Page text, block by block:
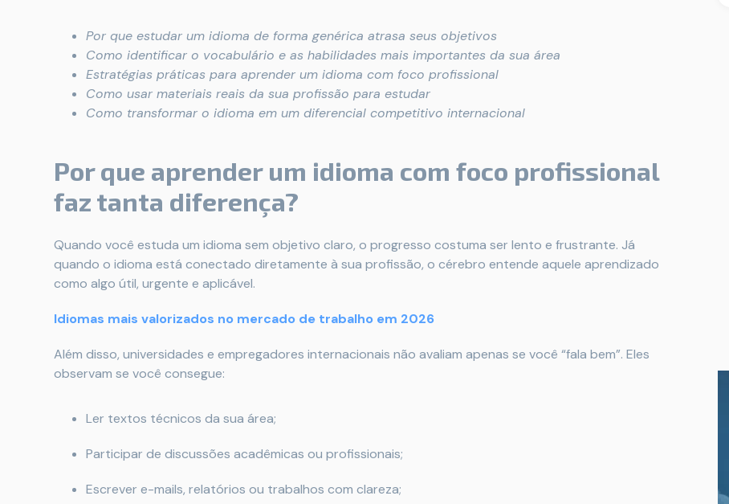
Por que estudar um idioma de forma genérica atrasa seus objetivos
Como identificar o vocabulário e as habilidades mais importantes da sua área
Estratégias práticas para aprender um idioma com foco profissional
Como usar materiais reais da sua profissão para estudar
Como transformar o idioma em um diferencial competitivo internacional
Por que aprender um idioma com foco profissional
faz tanta diferença?
Quando você estuda um idioma sem objetivo claro, o progresso costuma ser lento e frustrante. Já
quando o idioma está conectado diretamente à sua profissão, o cérebro entende aquele aprendizado
como algo útil, urgente e aplicável.
Idiomas mais valorizados no mercado de trabalho em 2026
Além disso, universidades e empregadores internacionais não avaliam apenas se você “fala bem”. Eles
observam se você consegue:
Ler textos técnicos da sua área;
Participar de discussões acadêmicas ou profissionais;
Escrever e-mails, relatórios ou trabalhos com clareza;